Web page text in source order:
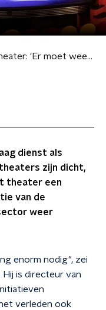
De dag van Kapsalon Theater: 'Er moet weer een beetje schwung in de samenleving komen'
dienst als
zijn dicht,
theater een
van de
weer
enorm nodig", zei
. Hij is directeur van
verleden ook